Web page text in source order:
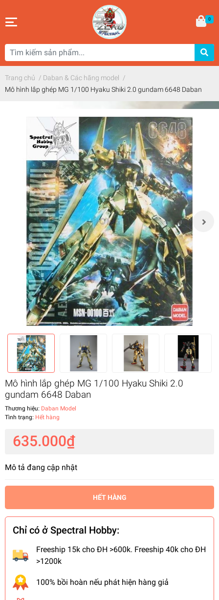
0
Trang chủ / Daban & Các hãng model /
Mô hình lắp ghép MG 1/100 Hyaku Shiki 2.0 gundam 6648 Daban
Mô hình lắp ghép MG 1/100 Hyaku Shiki 2.0
gundam 6648 Daban
Thương hiệu: Daban Model
Tình trạng: Hết hàng
635.000₫
Mô tả đang cập nhật
HẾT HÀNG
Chỉ có ở Spectral Hobby:
Freeship 15k cho ĐH >600k. Freeship 40k cho ĐH
>1200k
100% bồi hoàn nếu phát hiện hàng giả